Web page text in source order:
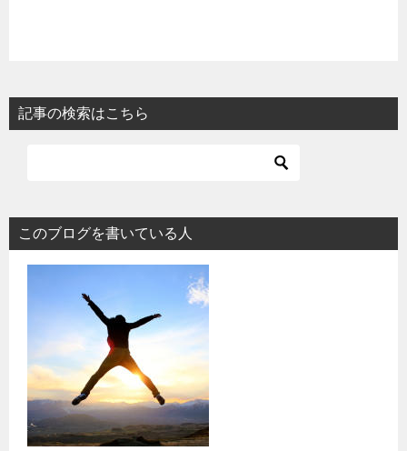
記事の検索はこちら
このブログを書いている人